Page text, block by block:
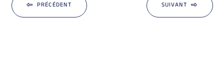
PRÉCÉDENT SUIVANT